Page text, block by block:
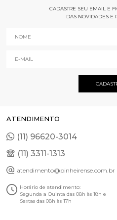
CADASTRE SEU EMAIL E
DAS NOVIDADES E
ATENDIMENTO
(11) 96620-3014
(11) 3311-1313
atendimento@pinheirense.com.br
Horário de atendimento:
Segunda a Quinta das 08h às 18h e
Sextas das 08h às 17h